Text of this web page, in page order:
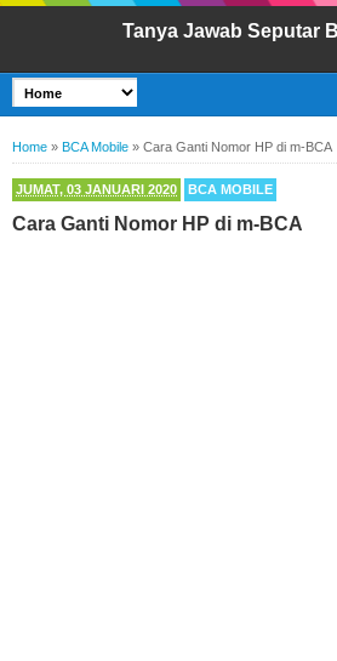
Tanya Jawab Seputar
Home » BCA Mobile » Cara Ganti Nomor HP di m-BCA
JUMAT, 03 JANUARI 2020 BCA MOBILE
Cara Ganti Nomor HP di m-BCA